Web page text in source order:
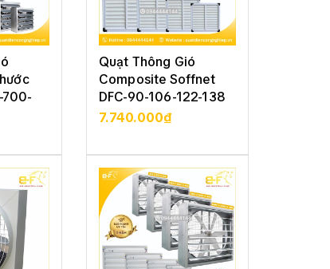
Quạt Thông Gió
Composite Soffnet
DFC-90-106-122-138
7.740.000₫
XEM CHI TIẾT